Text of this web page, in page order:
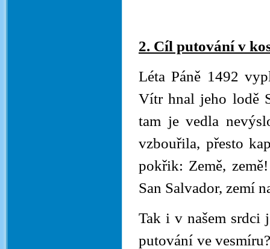
2. Cíl putování v
Léta Páně 1492
Vítr hnal jeho lodě
tam je vedla
vzbouřila, přesto
pokřik: Země,
San Salvador, zemí
Tak i v našem srdci
putování ve